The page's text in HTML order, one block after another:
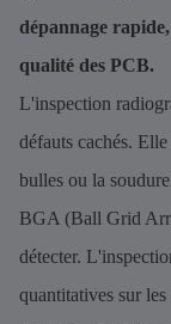
dépannage
qualité des PCB.
L'inspection
défauts cachés.
bulles ou la
BGA (Ball Grid
détecter.
quantitatives sur